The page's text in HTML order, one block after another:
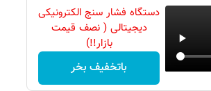
دستگاه فشار سنج الکترونیکی
دیجیتالی ( نصف قیمت
بازار!!)
باتخفیف بخر